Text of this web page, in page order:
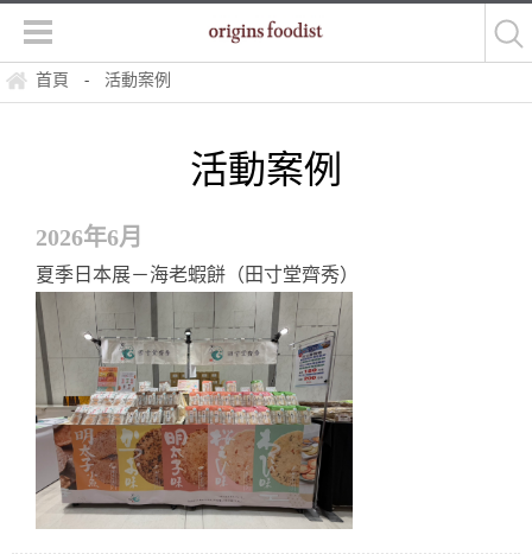
首頁 - 活動案例
活動案例
2026年6月
夏季日本展－海老蝦餅（田寸堂齊秀）